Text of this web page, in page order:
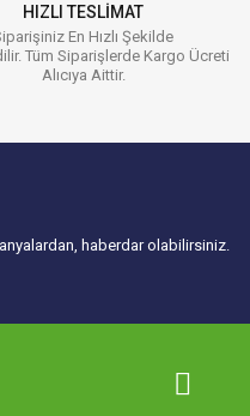
HIZLI TESLİMAT
En Hızlı Şekilde
Tüm Siparişlerde Kargo Ücreti
Alıcıya Aittir.
haberdar olabilirsiniz.